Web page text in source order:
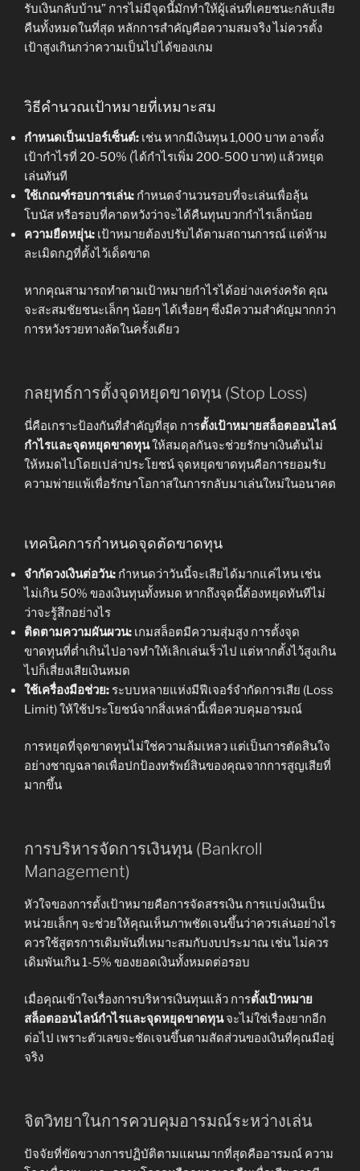
รับเงินกลับบ้าน” การไม่มีจุดนี้มักทำให้ผู้เล่นที่เคยชนะกลับเสีย
คืนทั้งหมดในที่สุด หลักการสำคัญคือความสมจริง ไม่ควรตั้ง
เป้าสูงเกินกว่าความเป็นไปได้ของเกม
วิธีคำนวณเป้าหมายที่เหมาะสม
กำหนดเป็นเปอร์เซ็นต์: เช่น หากมีเงินทุน 1,000 บาท อาจตั้ง
เป้ากำไรที่ 20-50% (ได้กำไรเพิ่ม 200-500 บาท) แล้วหยุด
เล่นทันที
ใช้เกณฑ์รอบการเล่น: กำหนดจำนวนรอบที่จะเล่นเพื่อลุ้น
โบนัส หรือรอบที่คาดหวังว่าจะได้คืนทุนบวกกำไรเล็กน้อย
ความยืดหยุ่น: เป้าหมายต้องปรับได้ตามสถานการณ์ แต่ห้าม
ละเมิดกฎที่ตั้งไว้เด็ดขาด
หากคุณสามารถทำตามเป้าหมายกำไรได้อย่างเคร่งครัด คุณ
จะสะสมชัยชนะเล็กๆ น้อยๆ ได้เรื่อยๆ ซึ่งมีความสำคัญมากกว่า
การหวังรวยทางลัดในครั้งเดียว
กลยุทธ์การตั้งจุดหยุดขาดทุน (Stop Loss)
นี่คือเกราะป้องกันที่สำคัญที่สุด การตั้งเป้าหมายสล็อตออนไลน์
กำไรและจุดหยุดขาดทุนให้สมดุลกันจะช่วยรักษาเงินต้นไม่
ให้หมดไปโดยเปล่าประโยชน์ จุดหยุดขาดทุนคือการยอมรับ
ความพ่ายแพ้เพื่อรักษาโอกาสในการกลับมาเล่นใหม่ในอนาคต
เทคนิคการกำหนดจุดตัดขาดทุน
จำกัดวงเงินต่อวัน: กำหนดว่าวันนี้จะเสียได้มากแค่ไหน เช่น
ไม่เกิน 50% ของเงินทุนทั้งหมด หากถึงจุดนี้ต้องหยุดทันทีไม่
ว่าจะรู้สึกอย่างไร
ติดตามความผันผวน: เกมสล็อตมีความสุ่มสูง การตั้งจุด
ขาดทุนที่ต่ำเกินไปอาจทำให้เลิกเล่นเร็วไป แต่หากตั้งไว้สูงเกิน
ไปก็เสี่ยงเสียเงินหมด
ใช้เครื่องมือช่วย: ระบบหลายแห่งมีฟีเจอร์จำกัดการเสีย (Loss
Limit) ให้ใช้ประโยชน์จากสิ่งเหล่านี้เพื่อควบคุมอารมณ์
การหยุดที่จุดขาดทุนไม่ใช่ความล้มเหลว แต่เป็นการตัดสินใจ
อย่างชาญฉลาดเพื่อปกป้องทรัพย์สินของคุณจากการสูญเสียที่
มากขึ้น
การบริหารจัดการเงินทุน (Bankroll
Management)
หัวใจของการตั้งเป้าหมายคือการจัดสรรเงิน การแบ่งเงินเป็น
หน่วยเล็กๆ จะช่วยให้คุณเห็นภาพชัดเจนขึ้นว่าควรเล่นอย่างไร
ควรใช้สูตรการเดิมพันที่เหมาะสมกับงบประมาณ เช่น ไม่ควร
เดิมพันเกิน 1-5% ของยอดเงินทั้งหมดต่อรอบ
เมื่อคุณเข้าใจเรื่องการบริหารเงินทุนแล้ว การตั้งเป้าหมาย
สล็อตออนไลน์กำไรและจุดหยุดขาดทุนจะไม่ใช่เรื่องยากอีก
ต่อไป เพราะตัวเลขจะชัดเจนขึ้นตามสัดส่วนของเงินที่คุณมีอยู่
จริง
จิตวิทยาในการควบคุมอารมณ์ระหว่างเล่น
ปัจจัยที่ขัดขวางการปฏิบัติตามแผนมากที่สุดคืออารมณ์ ความ